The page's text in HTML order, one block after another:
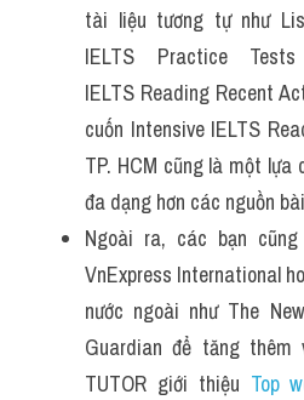
tài liệu tương tự như
IELTS Practice
IELTS Reading Recent
cuốn Intensive IELTS
TP. HCM cũng là một lựa
đa dạng hơn các nguồn
Ngoài ra, các bạn
VnExpress International
nước ngoài như The
Guardian để tăng thêm
TUTOR giới thiệu Top